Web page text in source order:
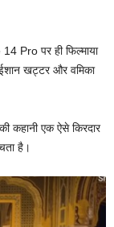
Pro पर ही फिल्माया
खट्टर और वमिका
कहानी एक ऐसे किरदार
है।